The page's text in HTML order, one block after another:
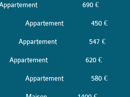
690 €
Appartement 450 €
Appartement 547 €
Appartement 620 €
Appartement 580 €